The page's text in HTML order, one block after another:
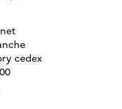
cedex